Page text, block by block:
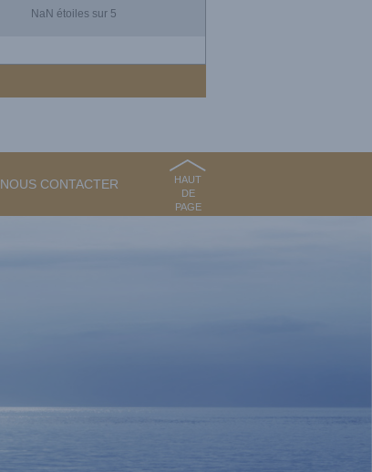
NaN étoiles sur 5
NOUS CONTACTER
HAUT
DE
PAGE